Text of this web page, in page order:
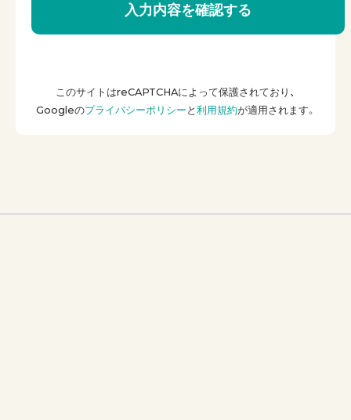
このサイトはreCAPTCHAによって保護されており、
Googleのプライバシーポリシー と 利用規約が適用されます。